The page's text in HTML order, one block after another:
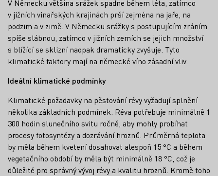
V Německu většina srážek spadne během léta, zatímco
v jižních vinařských krajinách prší zejména na jaře, na
podzim a v zimě. V Německu srážky s postupujícím zráním
spíše slábnou, zatímco v jižních zemích se jejich množství
s blížící se sklizní naopak dramaticky zvyšuje. Tyto
klimatické faktory mají na německé víno zásadní vliv.
Ideální klimatické podmínky
Klimatické požadavky na pěstování révy vyžadují splnění
několika základních podmínek. Réva potřebuje minimálně 1
300 hodin slunečního svitu ročně, aby mohly probíhat
procesy fotosyntézy a dozrávání hroznů. Průměrná teplota
by měla během kvetení dosahovat alespoň 15 °C a během
vegetačního období by měla být minimálně 18 °C, což je
důležité pro správný vývoj révy a kvalitu hroznů. Kromě toho